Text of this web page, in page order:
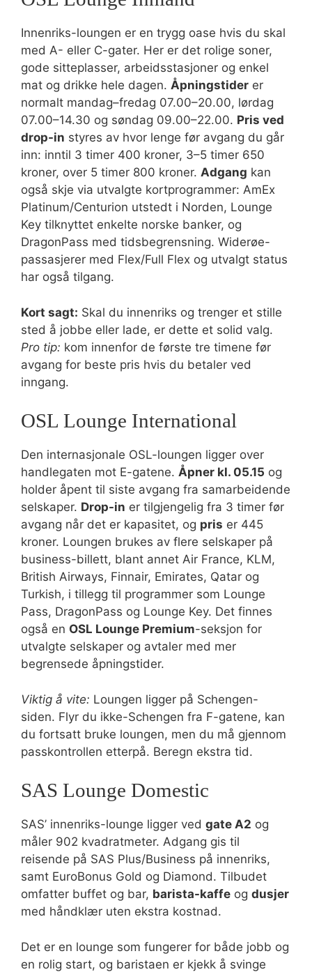
Innenriks-loungen er en trygg oase hvis du skal
med A- eller C-gater. Her er det rolige soner,
gode sitteplasser, arbeidsstasjoner og enkel
mat og drikke hele dagen. Åpningstider er
normalt mandag–fredag 07.00–20.00, lørdag
07.00–14.30 og søndag 09.00–22.00. Pris ved
drop-in styres av hvor lenge før avgang du går
inn: inntil 3 timer 400 kroner, 3–5 timer 650
kroner, over 5 timer 800 kroner. Adgang kan
også skje via utvalgte kortprogrammer: AmEx
Platinum/Centurion utstedt i Norden, Lounge
Key tilknyttet enkelte norske banker, og
DragonPass med tidsbegrensning. Widerøe-
passasjerer med Flex/Full Flex og utvalgt status
har også tilgang.
Kort sagt: Skal du innenriks og trenger et stille
sted å jobbe eller lade, er dette et solid valg.
Pro tip: kom innenfor de første tre timene før
avgang for beste pris hvis du betaler ved
inngang.
OSL Lounge International
Den internasjonale OSL-loungen ligger over
handlegaten mot E-gatene. Åpner kl. 05.15 og
holder åpent til siste avgang fra samarbeidende
selskaper. Drop-in er tilgjengelig fra 3 timer før
avgang når det er kapasitet, og pris er 445
kroner. Loungen brukes av flere selskaper på
business-billett, blant annet Air France, KLM,
British Airways, Finnair, Emirates, Qatar og
Turkish, i tillegg til programmer som Lounge
Pass, DragonPass og Lounge Key. Det finnes
også en OSL Lounge Premium-seksjon for
utvalgte selskaper og avtaler med mer
begrensede åpningstider.
Viktig å vite: Loungen ligger på Schengen-
siden. Flyr du ikke-Schengen fra F-gatene, kan
du fortsatt bruke loungen, men du må gjennom
passkontrollen etterpå. Beregn ekstra tid.
SAS Lounge Domestic
SAS’ innenriks-lounge ligger ved gate A2 og
måler 902 kvadratmeter. Adgang gis til
reisende på SAS Plus/Business på innenriks,
samt EuroBonus Gold og Diamond. Tilbudet
omfatter buffet og bar, barista-kaffe og dusjer
med håndklær uten ekstra kostnad.
Det er en lounge som fungerer for både jobb og
en rolig start, og baristaen er kjekk å svinge